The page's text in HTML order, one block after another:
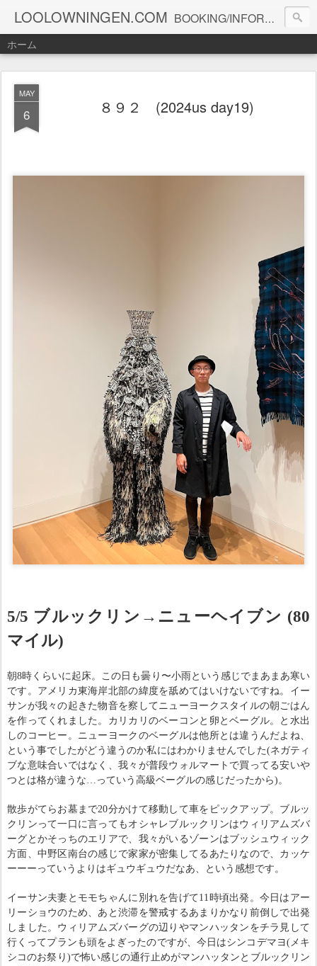
LOOLOWNINGEN.COM BOOKING/INFORMATION info@loolowningen.com
ホーム
MAY
6 ８９２ (2024us day19)
5/5 ブルックリン→ニューヘイブン (80
マイル)
朝8時くらいに起床。この日も曇り〜小雨という感じでまあまあ寒い
です。アメリカ東海岸北部の緯度を舐めてはいけないですね。イー
サンが我々の起きた物音を察してニューヨークスタイルの朝ごはん
を作ってくれました。カリカリのベーコンと卵とベーグル。と水出
しのコーヒー。ニューヨークのベーグルは他所とは違うんだよね、
という事でしたがどう違うのか私にはわかりませんでした(ネガティ
ブな意味合いではなく、我々が普段ウォルマートで買ってる安いや
つとは格が違うな…っていう高級ベーグルの感じだったから)。
散歩がてらお墓まで20分かけて移動して車をピックアップ。ブルッ
クリンって一口に言ってもオシャレブルックリンはウィリアムズバ
ーグとかそっちのエリアで、我々がいるゾーンはブッシュウィック
方面、中野区南台の感じで家家が密集してるあたりなので、カッケ
ーーーっていうよりはギュウギュウだなあ、という感想です。
イーサン夫妻とモモちゃんに別れを告げて11時頃出発。今日はアー
リーショウのため、あと渋滞を警戒するあまりかなり前倒しで出発
しました。ウィリアムズバーグの辺りやマンハッタンをチラ見して
行くってプランも頭をよぎったのですが、今日はシンコデマヨ(メキ
シコのお祭り)で怖い感じの通行止めがマンハッタンとブルックリン